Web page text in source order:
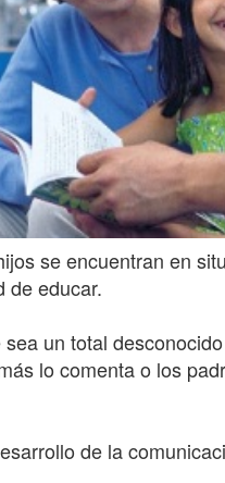
se encuentran en
de educar.
un total
lo comenta o los
de la